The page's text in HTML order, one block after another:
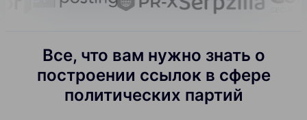
Все, что вам нужно знать о
построении ссылок в сфере
политических партий